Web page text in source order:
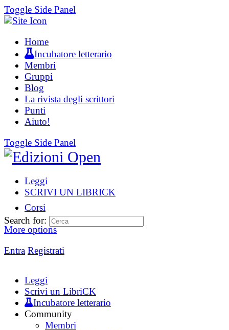
Toggle Side Panel
Home
Incubatore letterario
Membri
Gruppi
Blog
La rivista degli scrittori
Punti
Aiuto!
Toggle Side Panel
Leggi
SCRIVI UN LIBRICK
Corsi
More options
Entra Registrati
Search for:
Leggi
Scrivi un LibriCK
Incubatore letterario
Community
Membri